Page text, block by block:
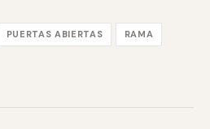
PUERTAS ABIERTAS RAMA